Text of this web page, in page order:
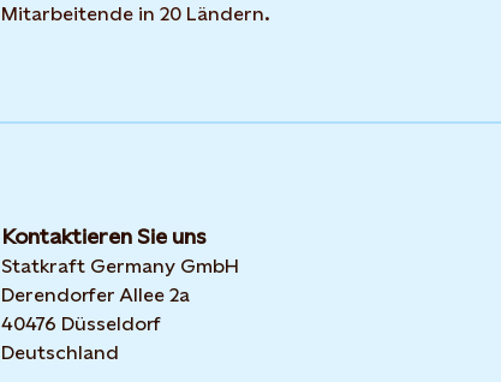
Mitarbeitende in 20 Ländern.
Kontaktieren Sie uns
Statkraft Germany GmbH
Derendorfer Allee 2a
40476 Düsseldorf
Deutschland